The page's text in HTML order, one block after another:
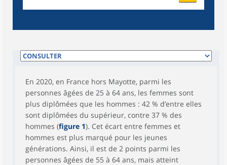
En 2020, en France hors Mayotte, parmi les
personnes âgées de 25 à 64 ans, les femmes sont
plus diplômées que les hommes : 42 % d’entre elles
sont diplômées du supérieur, contre 37 % des
hommes (figure 1). Cet écart entre femmes et
hommes est plus marqué pour les jeunes
générations. Ainsi, il est de 2 points parmi les
personnes âgées de 55 à 64 ans, mais atteint